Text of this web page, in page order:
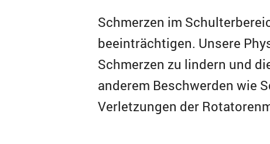
Schmerzen im
beeinträchtigen. Unsere
Schmerzen zu lindern und
anderem Beschwerden wie
Verletzungen der